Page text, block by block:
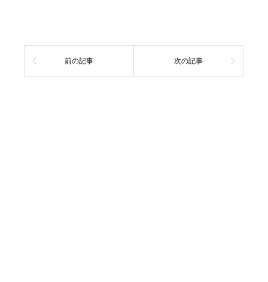
前の記事 次の記事